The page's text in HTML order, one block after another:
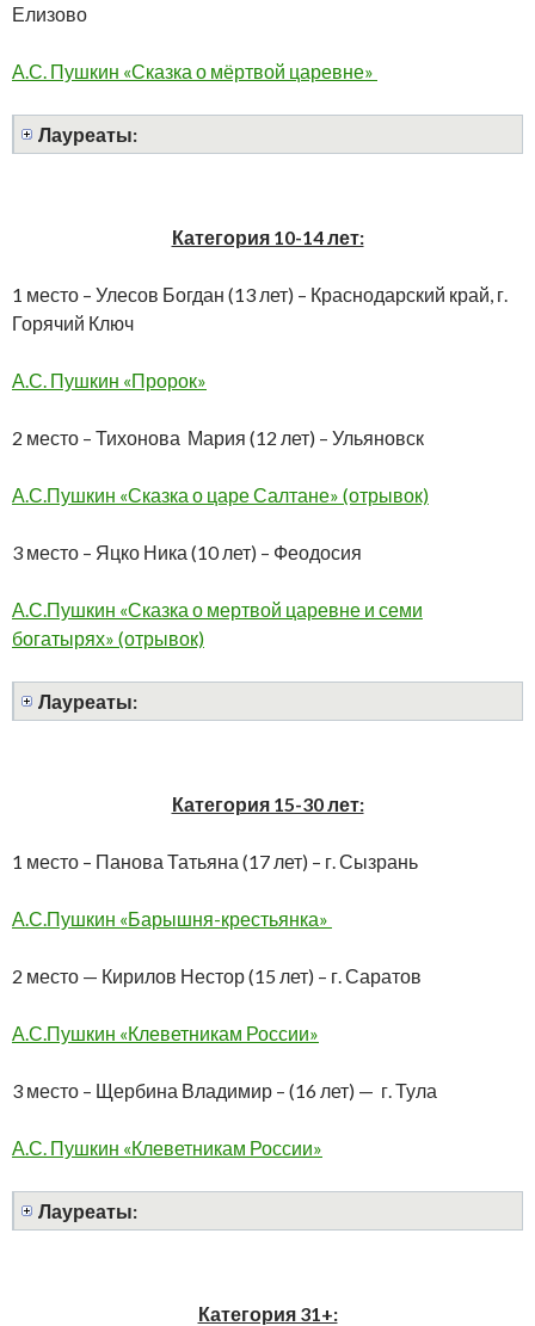
Елизово
А.С. Пушкин «Сказка о мёртвой царевне»
Лауреаты:
Категория 10-14 лет:
1 место – Улесов Богдан (13 лет) – Краснодарский край, г.
Горячий Ключ
А.С. Пушкин «Пророк»
2 место – Тихонова Мария (12 лет) – Ульяновск
А.С.Пушкин «Сказка о царе Салтане» (отрывок)
3 место – Яцко Ника (10 лет) – Феодосия
А.С.Пушкин «Сказка о мертвой царевне и семи
богатырях» (отрывок)
Лауреаты:
Категория 15-30 лет:
1 место – Панова Татьяна (17 лет) – г. Сызрань
А.С.Пушкин «Барышня-крестьянка»
2 место — Кирилов Нестор (15 лет) – г. Саратов
А.С.Пушкин «Клеветникам России»
3 место – Щербина Владимир – (16 лет) — г. Тула
А.С. Пушкин «Клеветникам России»
Лауреаты:
Категория 31+: